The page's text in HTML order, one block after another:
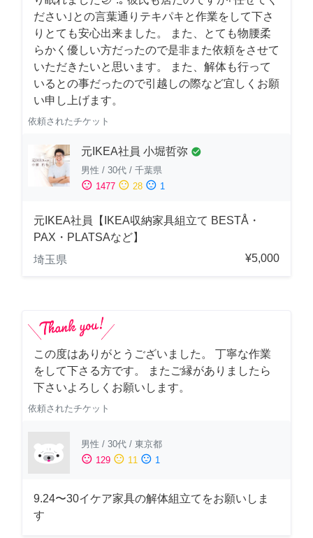
ださい｣との言葉通りテキパキと作業をして下さ
りとても安心出来ました。 また、とても物腰柔
らかく優しい方だったので是非また依頼をさせて
いただきたいと思います。 また、解体も行って
いるとの事だったので引越しの際など宜しくお願
い申し上げます。
依頼されたチケット
元IKEA社員 小堀哲弥 check_circle
男性 / 30代 / 千葉県
sentiment_satisfied 1477 sentiment_neutral 28 sentiment_dissatisfied 1
元IKEA社員【IKEA収納家具組立て BESTÅ・
PAX・PLATSAなど】
埼玉県
¥5,000
この度はありがとうございました。 丁寧な作業
をして下さる方です。 またご縁がありましたら
下さいよろしくお願いします。
依頼されたチケット
男性 / 30代 / 東京都
sentiment_satisfied 129 sentiment_neutral 11 sentiment_dissatisfied 1
9.24〜30イケア家具の解体組立てをお願いしま
す